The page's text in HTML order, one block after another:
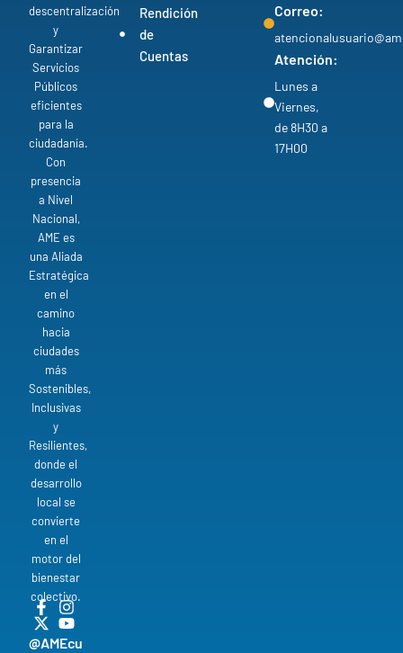
descentralización
y
Garantizar
Servicios
Públicos
eficientes
para la
ciudadanía.
Con
presencia
a Nivel
Nacional,
AME es
una Aliada
Estratégica
en el
camino
hacia
ciudades
más
Sostenibles,
Inclusivas
y
Resilientes,
donde el
desarrollo
local se
convierte
en el
motor del
bienestar
colectivo.
@AMEcu
Rendición
de
Cuentas
Correo:
Atención:
Lunes a
Viernes,
de 8H30 a
17H00